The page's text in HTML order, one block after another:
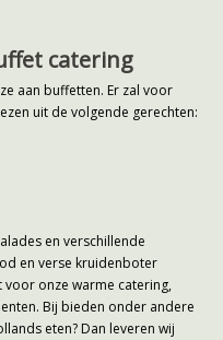
catering
aan buffetten. Er zal voor
uit de volgende gerechten:
en verschillende
en verse kruidenboter
voor onze warme catering,
Bij bieden onder andere
eten? Dan leveren wij